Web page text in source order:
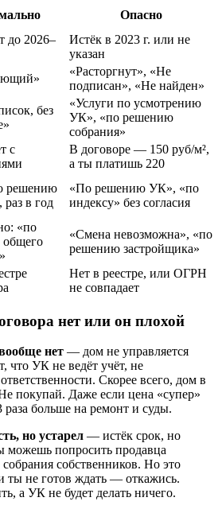
Опасно
до 2026–
Истёк в 2023 г. или не
указан
«Расторгнут», «Не
подписан», «Не найден»
без
«Услуги по усмотрению
УК», «по решению
собрания»
с
В договоре — 150 руб/м²,
а ты платишь 220
решению
раз в год
«По решению УК», «по
индексу» без согласия
«по
«Смена невозможна», «по
решению застройщика»
Нет в реестре, или ОГРН
не совпадает
нет или он плохой
нет — дом не управляется
что УК не ведёт учёт, не
Скорее всего, дом в
покупай. Даже если цена «супер»
больше на ремонт и суды.
но устарел — истёк срок, но
можешь попросить продавца
собрания собственников. Но это
ты не готов ждать — откажись.
а УК не будет делать ничего.